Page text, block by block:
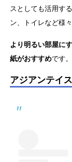
スとしても活用す
ン、トイレなど様
より明るい部屋に
紙がおすすめです。
アジアンテイ